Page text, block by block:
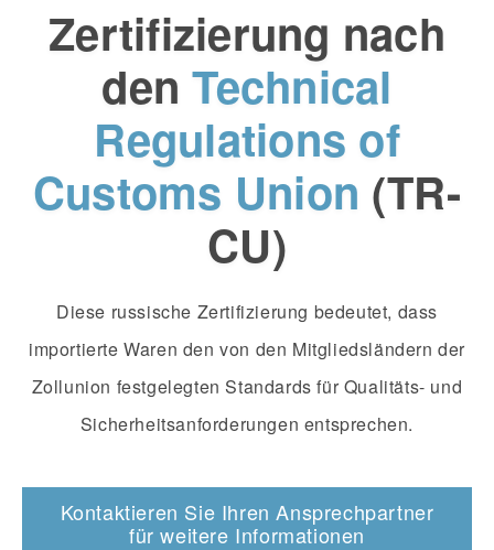
Zertifizierung nach
denTechnical
Regulations of
Customs Union (TR-
CU)
Diese russische Zertifizierung bedeutet, dass
importierte Waren den von den Mitgliedsländern der
Zollunion festgelegten Standards für Qualitäts- und
Sicherheitsanforderungen entsprechen.
Kontaktieren Sie Ihren Ansprechpartner
für weitere Informationen